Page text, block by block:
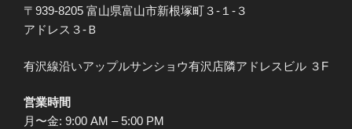
〒939-8205 富山県富山市新根塚町３-１-３
アドレス３-Ｂ
有沢線沿いアップルサンショウ有沢店隣アドレスビル ３F
営業時間
月〜金: 9:00 AM – 5:00 PM